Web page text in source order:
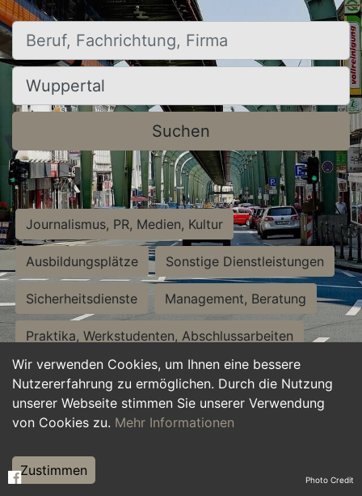
Wir verwenden Cookies, um Ihnen eine bessere
Nutzererfahrung zu ermöglichen. Durch die Nutzung
unserer Webseite stimmen Sie unserer Verwendung
von Cookies zu. Mehr Informationen
Zustimmen
Beruf, Fachrichtung, Firma
Ort, Stadt
Suchen
Journalismus, PR, Medien, Kultur
Ausbildungsplätze Sonstige Dienstleistungen
Sicherheitsdienste Management, Beratung
Praktika, Werkstudenten, Abschlussarbeiten
Personalwesen Assistenz, Sekretariat
Hilfskräfte, Aushilfs- und Nebenjobs
Weiterbildung, Studium, duale Ausbildung Photo Credit